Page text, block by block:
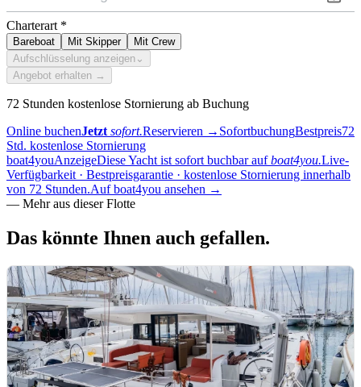
Charterart *
Bareboat Mit Skipper
Mit Crew
Aufschlüsselung anzeigen ⌄
Angebot erhalten →
72 Stunden kostenlose Stornierung ab Buchung
Online buchenJetzt sofort.Reservieren → SofortbuchungBestpreis72
Std. kostenlose Stornierung
boat4youAnzeigeDiese Yacht ist sofort buchbar auf boat4you.Live-
Verfügbarkeit · Bestpreisgarantie · kostenlose Stornierung innerhalb
von 72 Stunden.Auf boat4you ansehen →
— Mehr aus dieser Flotte
Das könnte Ihnen auch gefallen.